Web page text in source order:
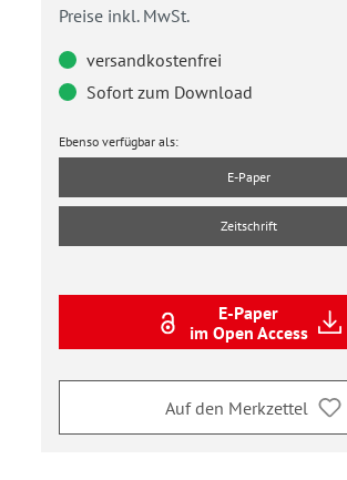
Preise inkl. MwSt.
versandkostenfrei
Sofort zum Download
Ebenso verfügbar als:
E-Paper
Zeitschrift
E-Paper
im Open Access
Auf den Merkzettel